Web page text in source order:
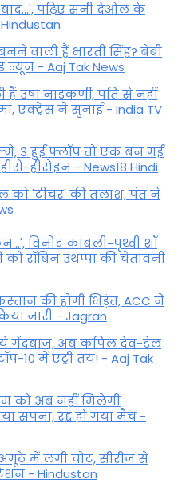
पढ़िए सनी देओल के
वाली हैं भारती सिंह? बेबी
- Aaj Tak News
उषा नाडकर्णी, पति से नहीं
एक्ट्रेस ने सुनाई - India TV
3 हुईं फ्लॉप तो एक बन गई
हीरोइन - News18 Hindi
को 'टीचर' की तलाश, पंत ने
व‍िनोद कांबली-पृथ्वी शॉ
रॉबिन उथप्पा की चेतावनी
की होगी भिड़ंत, ACC ने
जारी - Jagran
गेंदबाज, अब कपिल देव-डेल
10 में एंट्री तय! - Aaj Tak
को अब नहीं मिलेगी
सपना, रद्द हो गया मैच -
में लगी चोट, सीरीज से
- Hindustan